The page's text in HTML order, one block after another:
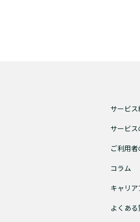
サービ
サービ
ご利用者
コラム
キャリ
よくあ